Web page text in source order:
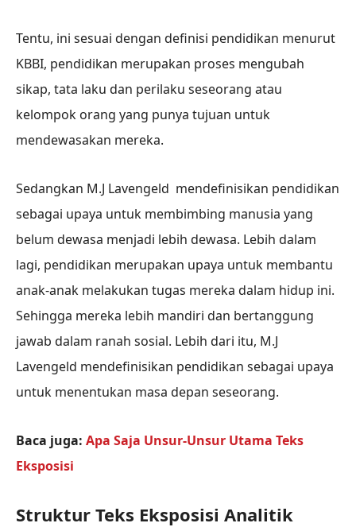
Tentu, ini sesuai dengan definisi pendidikan menurut
KBBI, pendidikan merupakan proses mengubah
sikap, tata laku dan perilaku seseorang atau
kelompok orang yang punya tujuan untuk
mendewasakan mereka.
Sedangkan M.J Lavengeld mendefinisikan pendidikan
sebagai upaya untuk membimbing manusia yang
belum dewasa menjadi lebih dewasa. Lebih dalam
lagi, pendidikan merupakan upaya untuk membantu
anak-anak melakukan tugas mereka dalam hidup ini.
Sehingga mereka lebih mandiri dan bertanggung
jawab dalam ranah sosial. Lebih dari itu, M.J
Lavengeld mendefinisikan pendidikan sebagai upaya
untuk menentukan masa depan seseorang.
Baca juga: Apa Saja Unsur-Unsur Utama Teks
Eksposisi
Struktur Teks Eksposisi Analitik